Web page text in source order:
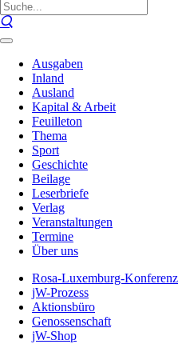
Ausgaben
Inland
Ausland
Kapital & Arbeit
Feuilleton
Thema
Sport
Geschichte
Beilage
Leserbriefe
Verlag
Veranstaltungen
Termine
Über uns
Rosa-Luxemburg-Konferenz
jW-Prozess
Aktionsbüro
Genossenschaft
jW-Shop